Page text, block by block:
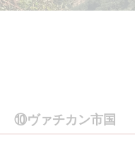
⑩ヴァチカン市国